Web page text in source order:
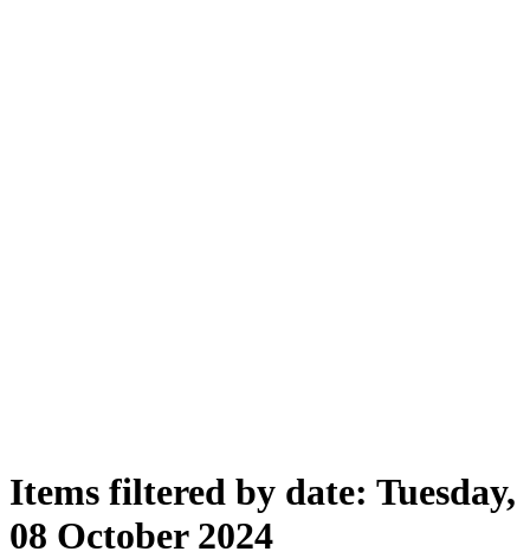
Items filtered by date: Tuesday,
08 October 2024